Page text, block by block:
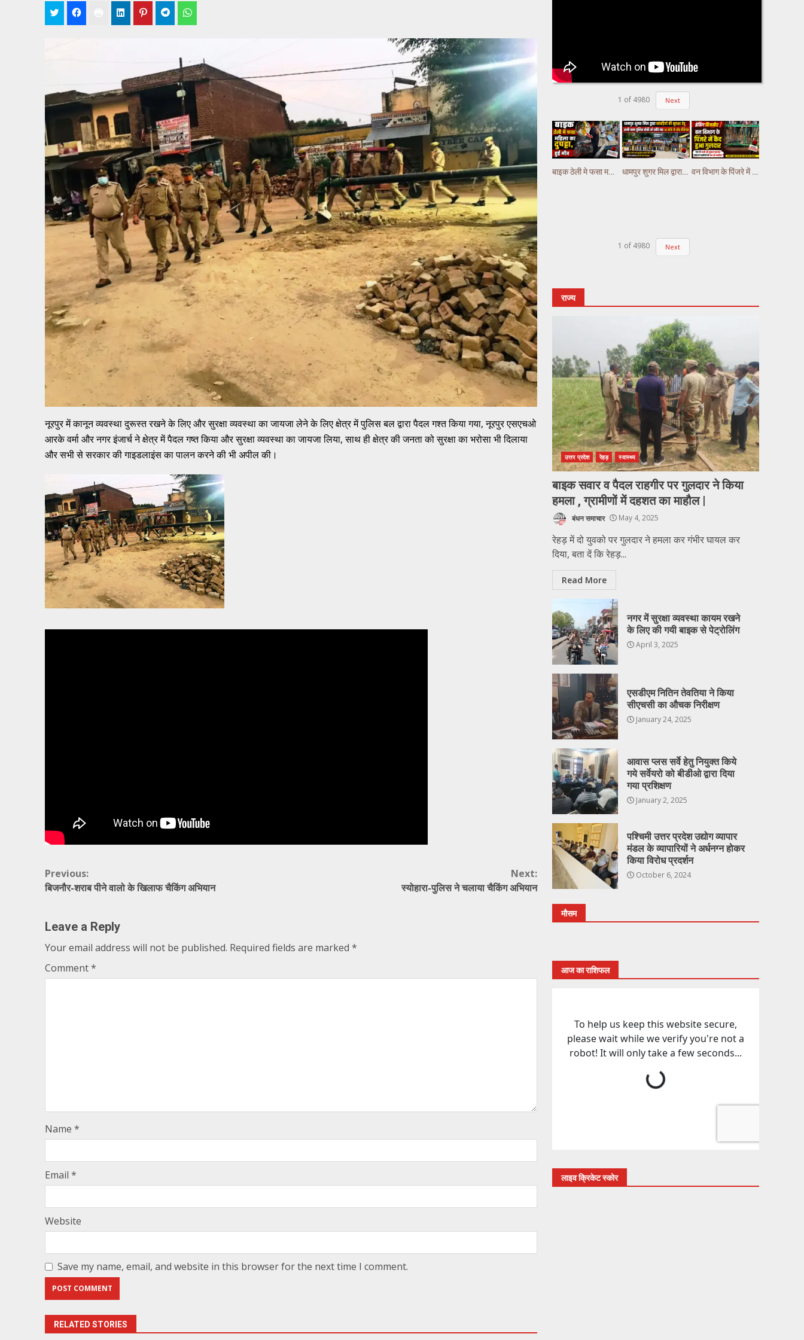
नूरपुर में कानून व्यवस्था दुरूस्त रखने के लिए और सुरक्षा व्यवस्था का जायजा लेने के लिए क्षेत्र में पुलिस बल द्वारा पैदल गश्त किया गया, नूरपुर एसएचओ
आरके वर्मा और नगर इंजार्च ने क्षेत्र में पैदल गष्त किया और सुरक्षा व्यवस्था का जायजा लिया, साथ ही क्षेत्र की जनता को सुरक्षा का भरोसा भी दिलाया
और सभी से सरकार की गाइडलाइंस का पालन करने की भी अपील की।
Continue
Previous:
बिजनौर-शराब पीने वालो के खिलाफ चैकिंग अभियान
Next:
स्योहारा-पुलिस ने चलाया चैकिंग अभियान
Leave a Reply
Your email address will not be published. Required fields are marked *
Comment*
Name *
Email *
Website
Save my name, email, and website in this browser for the next time I comment.
RELATED STORIES
1 of 4980 Next
बाइक ठेली मे फसा महिला का दुपट्टा, हुई मौत धामपुर शुगर मिल द्वारा कांवड़ियों की सुरक्षा हेतु रानी बाग पुलिस चौकी को सौंपे गए लोहे के रोड बैरियर वन विभाग के पिंजरे में कैद हुआ गुलदार, गांव मे अभी भी दूसरा गुलदार होने से ग्रामीणों में भय का माहौल
1 of 4980 Next
राज्य
उत्तर प्रदेश रेहड़ स्वास्थ्य
बाइक सवार व पैदल राहगीर पर गुलदार ने किया
हमला , ग्रामीणों में दहशत का माहौल |
बंधन समाचार May 4, 2025
रेहड़ में दो युवको पर गुलदार ने हमला कर गंभीर घायल कर
दिया, बता दें कि रेहड़...
Read More
नगर में सुरक्षा व्यवस्था कायम रखने
के लिए की गयी बाइक से पेट्रोलिंग
April 3, 2025
एसडीएम नितिन तेवतिया ने किया
सीएचसी का औचक निरीक्षण
January 24, 2025
आवास प्लस सर्वे हेतु नियुक्त किये
गये सर्वेयरो को बीडीओ द्वारा दिया
गया प्रशिक्षण
January 2, 2025
पश्चिमी उत्तर प्रदेश उद्योग व्यापार
मंडल के व्यापारियों ने अर्धनग्न होकर
किया विरोध प्रदर्शन
October 6, 2024
मौसम
आज का राशिफल
लाइव क्रिकेट स्कोर